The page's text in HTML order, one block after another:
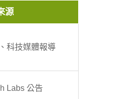
源
科技媒體報導
Labs 公告